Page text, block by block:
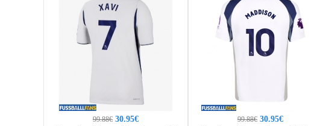
99.88€ 30.95€ 99.88€ 30.95€